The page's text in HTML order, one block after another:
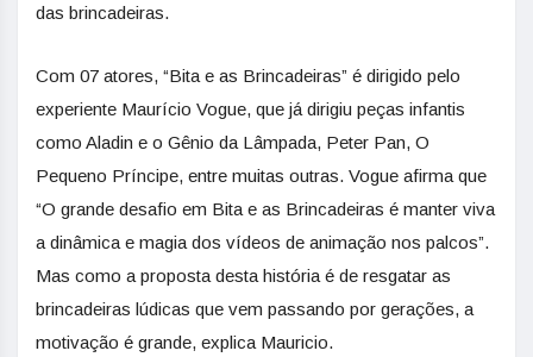
das brincadeiras.
Com 07 atores, “Bita e as Brincadeiras” é dirigido pelo
experiente Maurício Vogue, que já dirigiu peças infantis
como Aladin e o Gênio da Lâmpada, Peter Pan, O
Pequeno Príncipe, entre muitas outras. Vogue afirma que
“O grande desafio em Bita e as Brincadeiras é manter viva
a dinâmica e magia dos vídeos de animação nos palcos”.
Mas como a proposta desta história é de resgatar as
brincadeiras lúdicas que vem passando por gerações, a
motivação é grande, explica Mauricio.